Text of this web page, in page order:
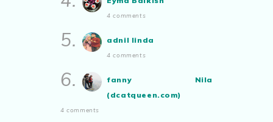
Malaysian.. tunjukkan bakatmu!”
4 comments
5. adnil linda
4 comments
6.
fanny Nila
(dcatqueen.com)
4 comments